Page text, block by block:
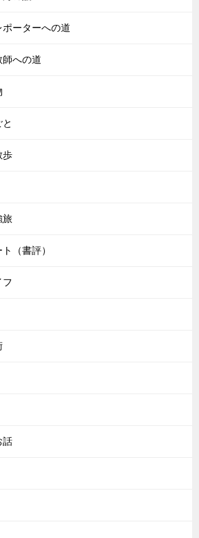
ーターへの道
への道
歩
旅
（書評）
フ
話